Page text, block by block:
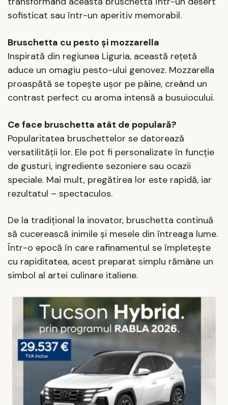
sofisticat sau într-un aperitiv memorabil.
Bruschetta cu pesto și mozzarella
Inspirată din regiunea Liguria, această rețetă
aduce un omagiu pesto-ului genovez. Mozzarella
proaspătă se topește ușor pe pâine, creând un
contrast perfect cu aroma intensă a busuiocului.
Ce face bruschetta atât de populară?
Popularitatea bruschettelor se datorează
versatilității lor. Ele pot fi personalizate în funcție
de gusturi, ingrediente sezoniere sau ocazii
speciale. Mai mult, pregătirea lor este rapidă, iar
rezultatul – spectaculos.
De la tradițional la inovator, bruschetta continuă
să cucerească inimile și mesele din întreaga lume.
Într-o epocă în care rafinamentul se împletește
cu rapiditatea, acest preparat simplu rămâne un
simbol al artei culinare italiene.